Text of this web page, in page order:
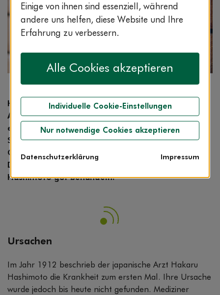
Bildnachweis: © istockphoto.com / stockfour
Hashimoto-Thyreoiditis oder
Autoimmunthyreoiditis – so bezeichnen Mediziner
eine Form von chronischer
Schilddrüsenentzündung. Sie ist der häufigste
Grund für eine Unterfunktion der Schilddrüse.
Doch mit den richtigen Medikamenten können Sie
Hashimoto gut behandeln.
Ursachen
Im Jahr 1912 beschrieb der japanische Arzt Hakaru
Hashimoto die Krankheit zum ersten Mal. Ihre Ursache
wurde jedoch bis heute nicht gefunden. Mediziner
Einige von ihnen sind essenziell, während
andere uns helfen, diese Website und Ihre
Erfahrung zu verbessern.
Alle Cookies akzeptieren
Individuelle Cookie-Einstellungen
Nur notwendige Cookies akzeptieren
Datenschutzerklärung Impressum